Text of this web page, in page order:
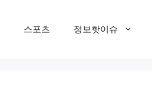
스포츠 정보핫이슈